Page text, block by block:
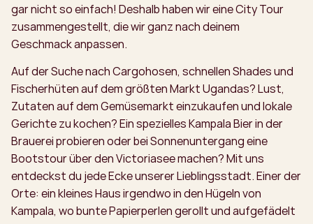
gar nicht so einfach! Deshalb haben wir eine City Tour
zusammengestellt, die wir ganz nach deinem
Geschmack anpassen.
Auf der Suche nach Cargohosen, schnellen Shades und
Fischerhüten auf dem größten Markt Ugandas? Lust,
Zutaten auf dem Gemüsemarkt einzukaufen und lokale
Gerichte zu kochen? Ein spezielles Kampala Bier in der
Brauerei probieren oder bei Sonnenuntergang eine
Bootstour über den Victoriasee machen? Mit uns
entdeckst du jede Ecke unserer Lieblingsstadt. Einer der
Orte: ein kleines Haus irgendwo in den Hügeln von
Kampala, wo bunte Papierperlen gerollt und aufgefädelt